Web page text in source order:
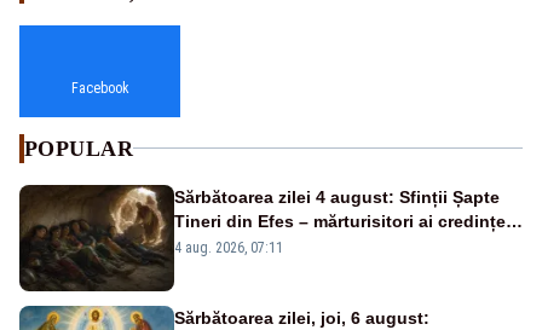
Facebook
POPULAR
Sărbătoarea zilei 4 august: Sfinții Șapte
Tineri din Efes – mărturisitori ai credinței
și ai Învierii
4 aug. 2026, 07:11
Sărbătoarea zilei, joi, 6 august: